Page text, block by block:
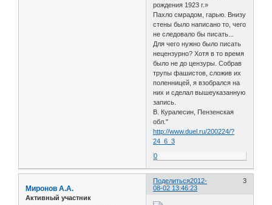
рождения 1923 г.»
Пахло смрадом, гарью. Внизу
стены было написано то, чего
не следовало бы писать...
Для чего нужно было писать
нецензурно? Хотя в то время
было не до цензуры. Собрав
трупы фашистов, сложив их
поленницей, я взобрался на
них и сделал вышеуказанную
запись.
В. Куралесин, Пензенская
обл."
http://www.duel.ru/200224/?
24_6_3
0
Поделиться 3
2012-
08-02 13:46:23
Миронов А.А.
Активный участник